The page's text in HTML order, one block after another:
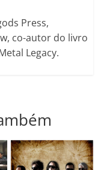
Press,
co-autor do livro
Legacy.